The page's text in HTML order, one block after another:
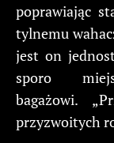
poprawiając
tylnemu
jest on
sporo
bagażowi.
przyzwoitych